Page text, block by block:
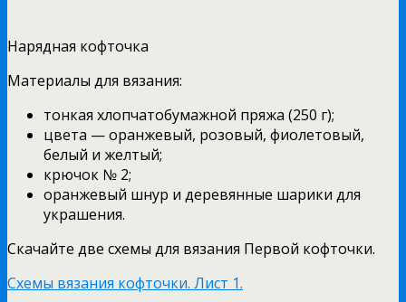
Нарядная кофточка
Материалы для вязания:
тонкая хлопчатобумажной пряжа (250 г);
цвета — оранжевый, розовый, фиолетовый,
белый и желтый;
крючок № 2;
оранжевый шнур и деревянные шарики для
украшения.
Скачайте две схемы для вязания Первой кофточки.
Схемы вязания кофточки. Лист 1.